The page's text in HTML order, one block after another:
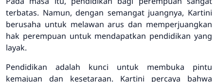
terbatas. Namun, dengan semangat juangnya, Kartini
berusaha untuk melawan arus dan memperjuangkan
hak perempuan untuk mendapatkan pendidikan yang
layak.
Pendidikan adalah kunci untuk membuka pintu
kemajuan dan kesetaraan. Kartini percaya bahwa